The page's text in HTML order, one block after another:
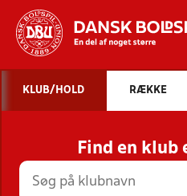
STILLINGER,
KLUB/HOLD RÆKKE
Find en klub